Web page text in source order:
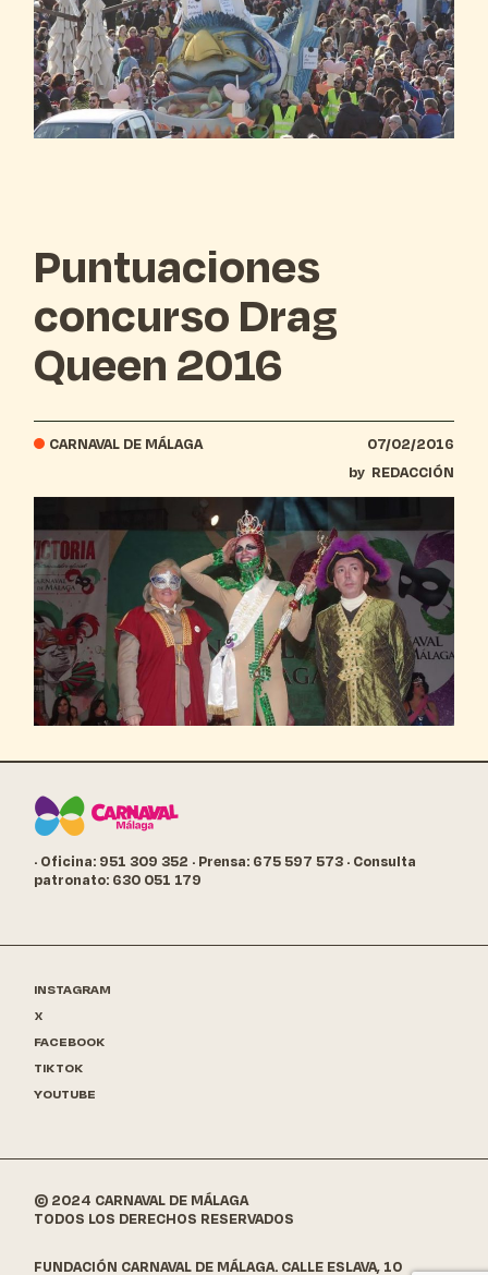
Puntuaciones
concurso Drag
Queen 2016
CARNAVAL DE MÁLAGA
07/02/2016
by REDACCIÓN
· Oficina: 951 309 352 · Prensa: 675 597 573 · Consulta
patronato: 630 051 179
INSTAGRAM
X
FACEBOOK
TIKTOK
YOUTUBE
© 2024 CARNAVAL DE MÁLAGA
TODOS LOS DERECHOS RESERVADOS
FUNDACIÓN CARNAVAL DE MÁLAGA. CALLE ESLAVA, 10